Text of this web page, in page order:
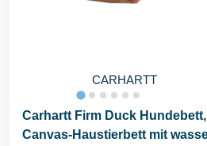
CARHARTT
Carhartt Firm Duck
Canvas-Haustierbett mit